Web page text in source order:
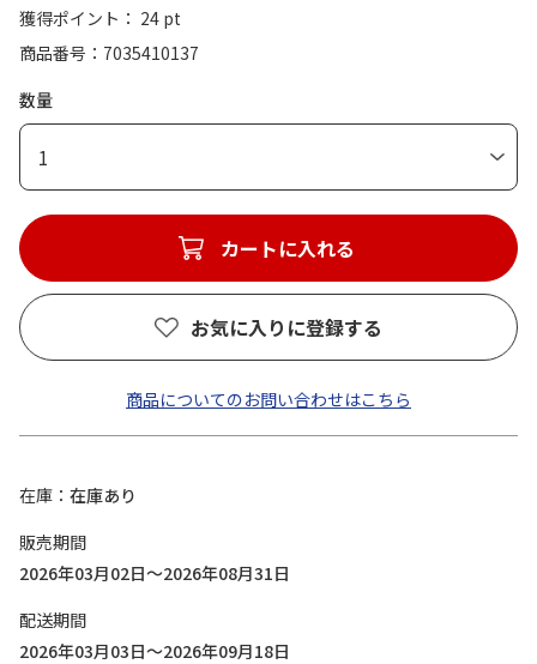
獲得ポイント： 24 pt
商品番号
7035410137
数量
1
カートに入れる
お気に入りに登録する
商品についてのお問い合わせはこちら
在庫
在庫あり
販売期間
2026年03月02日～2026年08月31日
配送期間
2026年03月03日～2026年09月18日